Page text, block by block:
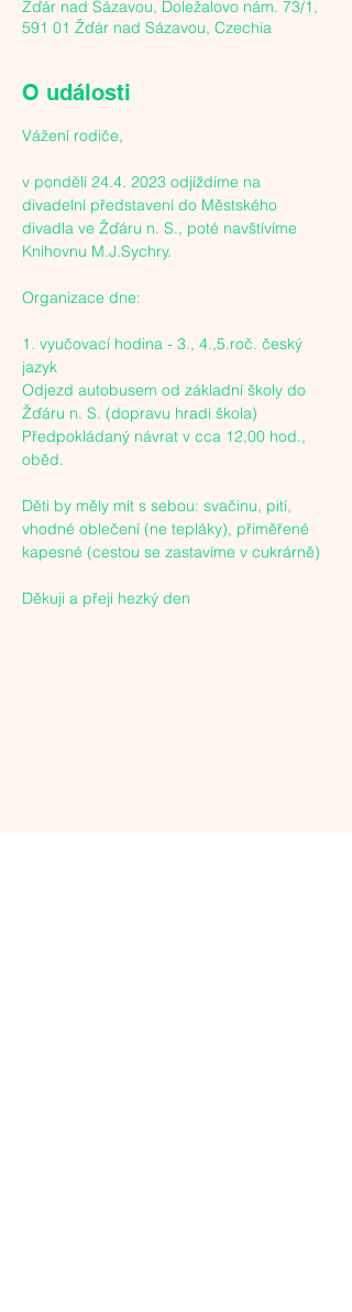
Žďár nad Sázavou, Doležalovo nám. 73/1,
591 01 Žďár nad Sázavou, Czechia
O události
Vážení rodiče,
v pondělí 24.4. 2023 odjíždíme na
divadelní představení do Městského
divadla ve Žďáru n. S., poté navštívíme
Knihovnu M.J.Sychry.
Organizace dne:
1. vyučovací hodina - 3., 4.,5.roč. český
jazyk
Odjezd autobusem od základní školy do
Žďáru n. S. (dopravu hradí škola)
Předpokládaný návrat v cca 12,00 hod.,
oběd.
Děti by měly mít s sebou: svačinu, pití,
vhodné oblečení (ne tepláky), přiměřené
kapesné (cestou se zastavíme v cukrárně)
Děkuji a přeji hezký den